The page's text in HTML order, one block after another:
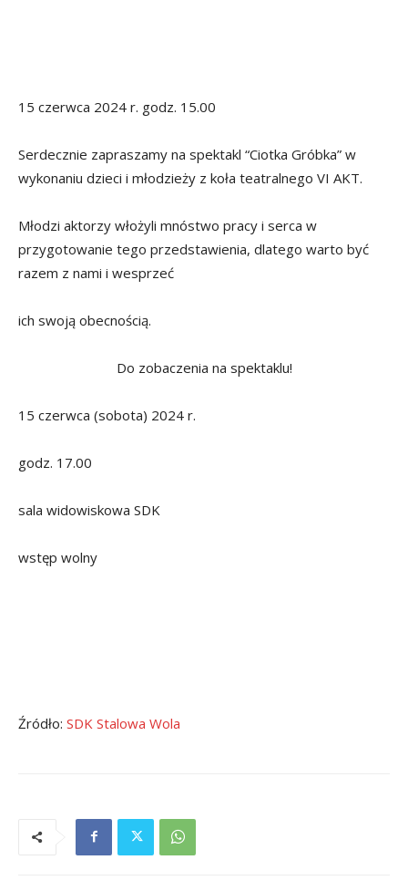
15 czerwca 2024 r. godz. 15.00
Serdecznie zapraszamy na spektakl “Ciotka Gróbka” w
wykonaniu dzieci i młodzieży z koła teatralnego VI AKT.
Młodzi aktorzy włożyli mnóstwo pracy i serca w
przygotowanie tego przedstawienia, dlatego warto być
razem z nami i wesprzeć
ich swoją obecnością.
Do zobaczenia na spektaklu!
15 czerwca (sobota) 2024 r.
godz. 17.00
sala widowiskowa SDK
wstęp wolny
Źródło: SDK Stalowa Wola